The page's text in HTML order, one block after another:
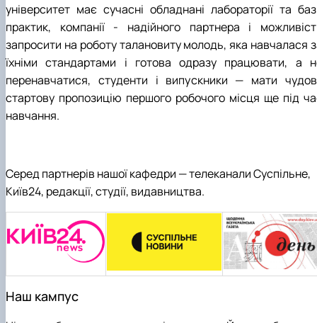
університет має сучасні обладнані лабораторії та
практик, компанії - надійного партнера і
запросити на роботу талановиту молодь, яка навчалася
їхніми стандартами і готова одразу працювати, а
перенавчатися, студенти і випускники — мати
стартову пропозицію першого робочого місця ще під
навчання.
Серед партнерів нашої кафедри — телеканали Суспільне,
Київ24, редакції, студії, видавництва.
Наш кампус